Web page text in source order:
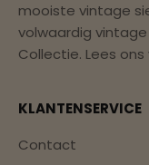
mooiste vintage
volwaardig
Collectie. Lees ons
KLANTENSERVICE
Contact